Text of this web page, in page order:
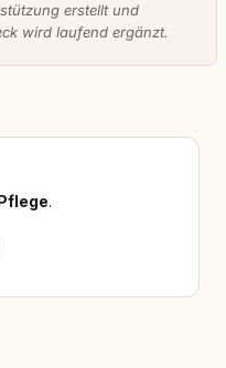
erstellt und
wird laufend ergänzt.
.